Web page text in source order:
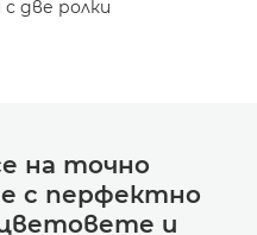
две ролки
на точно
с перфектно
цветовете и